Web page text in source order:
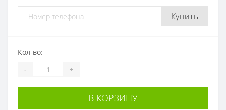
Купить
Кол-во:
- +
В КОРЗИНУ